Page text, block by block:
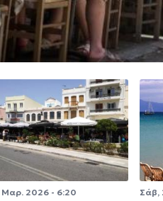
Μαρ. 2026 - 6:20 Σάβ,